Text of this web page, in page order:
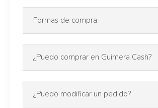
Formas de compra
¿Puedo comprar en Guimera Cash?
¿Puedo modificar un pedido?